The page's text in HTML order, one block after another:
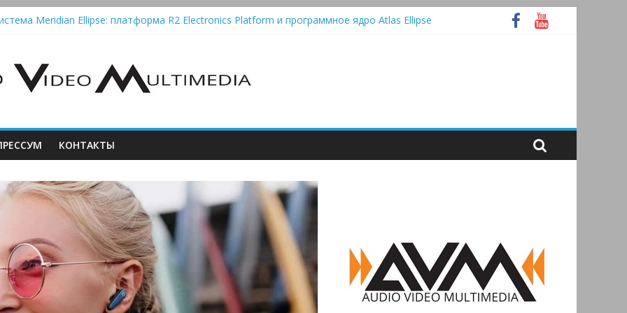
Meridian Ellipse: платформа R2 Electronics Platform и программное ядро Atlas Ellipse
Saga 2: лестничная громкость, пассивный или активный класс А
— традиционный виниловый автомат, дополненный Bluetooth
КОНТАКТЫ